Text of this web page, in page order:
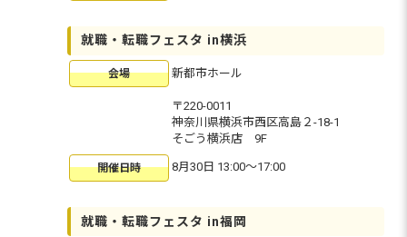
就職・転職フェスタ in横浜
会場 新都市ホール
〒220-0011
神奈川県横浜市西区高島２-18-1
そごう横浜店 9F
開催日時 8月30日 13:00〜17:00
就職・転職フェスタ in福岡